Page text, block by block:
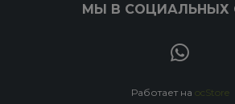
МЫ В СОЦИАЛЬНЫХ
Работает на ocStore